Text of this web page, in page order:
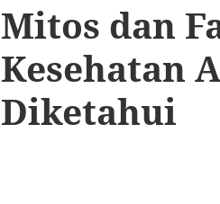
Mitos dan
Kesehatan
Diketahui